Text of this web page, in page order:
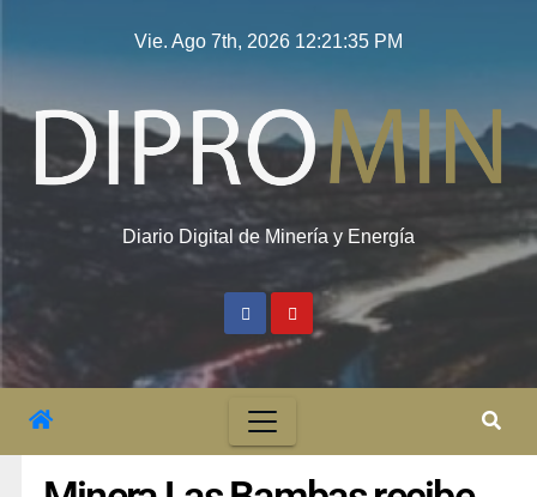
Vie. Ago 7th, 2026 12:21:36 PM
Diario Digital de Minería y Energía